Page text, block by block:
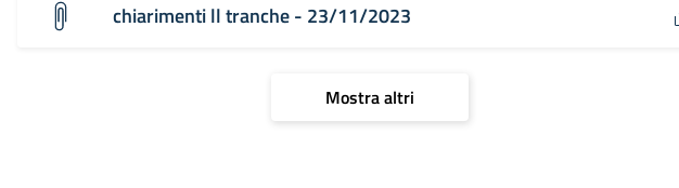
chiarimenti ll tranche - 23/11/2023
Mostra altri